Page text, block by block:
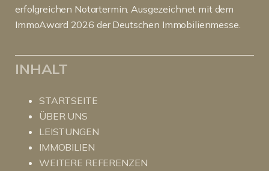
erfolgreichen Notartermin. Ausgezeichnet mit dem
ImmoAward 2026 der Deutschen Immobilienmesse.
INHALT
STARTSEITE
ÜBER UNS
LEISTUNGEN
IMMOBILIEN
WEITERE REFERENZEN